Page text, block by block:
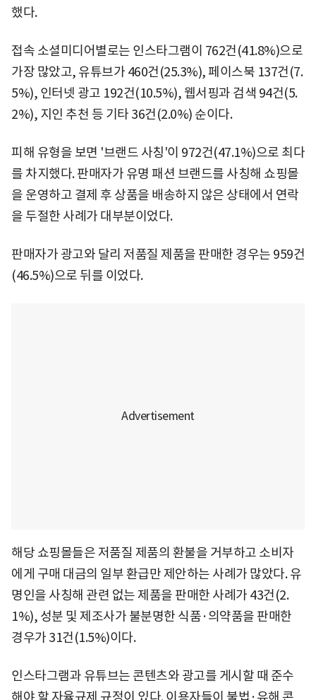
했다.
접속 소셜미디어별로는 인스타그램이 762건(41.8%)으로
가장 많았고, 유튜브가 460건(25.3%), 페이스북 137건(7.
5%), 인터넷 광고 192건(10.5%), 웹서핑과 검색 94건(5.
2%), 지인 추천 등 기타 36건(2.0%) 순이다.
피해 유형을 보면 '브랜드 사칭'이 972건(47.1%)으로 최다
를 차지했다. 판매자가 유명 패션 브랜드를 사칭해 쇼핑몰
을 운영하고 결제 후 상품을 배송하지 않은 상태에서 연락
을 두절한 사례가 대부분이었다.
판매자가 광고와 달리 저품질 제품을 판매한 경우는 959건
(46.5%)으로 뒤를 이었다.
해당 쇼핑몰들은 저품질 제품의 환불을 거부하고 소비자
에게 구매 대금의 일부 환급만 제안하는 사례가 많았다. 유
명인을 사칭해 관련 없는 제품을 판매한 사례가 43건(2.
1%), 성분 및 제조사가 불분명한 식품·의약품을 판매한
경우가 31건(1.5%)이다.
인스타그램과 유튜브는 콘텐츠와 광고를 게시할 때 준수
해야 할 자율규제 규정이 있다. 이용자들이 불법·유해 콘